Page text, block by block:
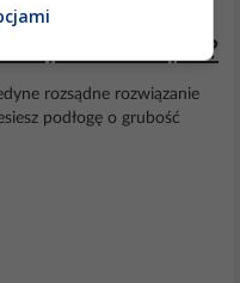
zrywania klepki?
rozsądne rozwiązanie
podłogę o grubość